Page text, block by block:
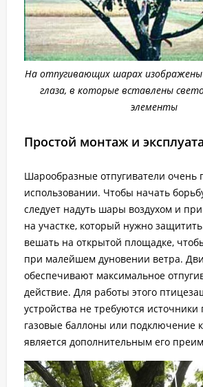
На отпугивающих шарах
глаза, в которые вставлены
элементы
Простой монтаж и
Шарообразные отпугиватели очень
использовании. Чтобы начать
следует надуть шары воздухом и
на участке, который нужно
вешать на открытой площадке,
при малейшем дуновении ветра.
обеспечивают максимальное
действие. Для работы этого
устройства не требуются источники
газовые баллоны или подключение
является дополнительным его